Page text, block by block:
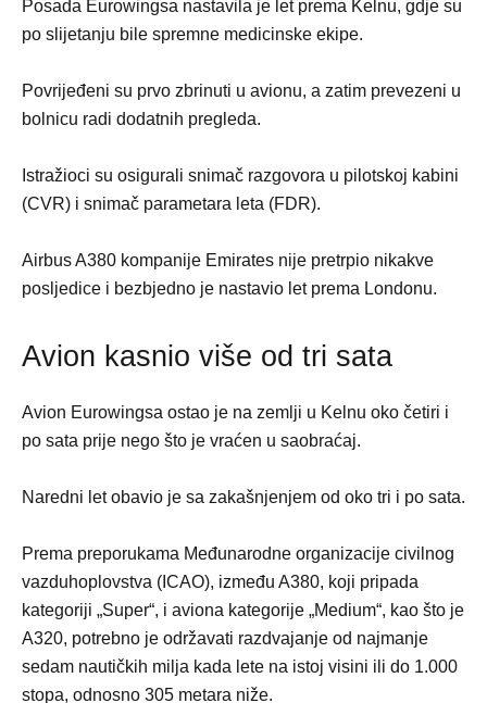
Posada Eurowingsa nastavila je let prema Kelnu, gdje su
po slijetanju bile spremne medicinske ekipe.
Povrijeđeni su prvo zbrinuti u avionu, a zatim prevezeni u
bolnicu radi dodatnih pregleda.
Istražioci su osigurali snimač razgovora u pilotskoj kabini
(CVR) i snimač parametara leta (FDR).
Airbus A380 kompanije Emirates nije pretrpio nikakve
posljedice i bezbjedno je nastavio let prema Londonu.
Avion kasnio više od tri sata
Avion Eurowingsa ostao je na zemlji u Kelnu oko četiri i
po sata prije nego što je vraćen u saobraćaj.
Naredni let obavio je sa zakašnjenjem od oko tri i po sata.
Prema preporukama Međunarodne organizacije civilnog
vazduhoplovstva (ICAO), između A380, koji pripada
kategoriji „Super“, i aviona kategorije „Medium“, kao što je
A320, potrebno je održavati razdvajanje od najmanje
sedam nautičkih milja kada lete na istoj visini ili do 1.000
stopa, odnosno 305 metara niže.